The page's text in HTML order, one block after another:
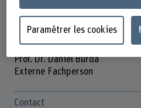
Prof. Dr. Daniel Burda
Externe Fachperson
Contact
Paramétrer les cookies